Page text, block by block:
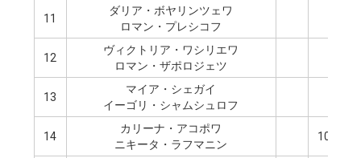
11
ダリア・ボヤリンツェワ
ロマン・プレシコフ
12
ヴィクトリア・ワシリエワ
ロマン・ザポロジェツ
13
マイア・シェガイ
イーゴリ・シャムシュロフ
14
カリーナ・アコポワ
ニキータ・ラフマニン
10